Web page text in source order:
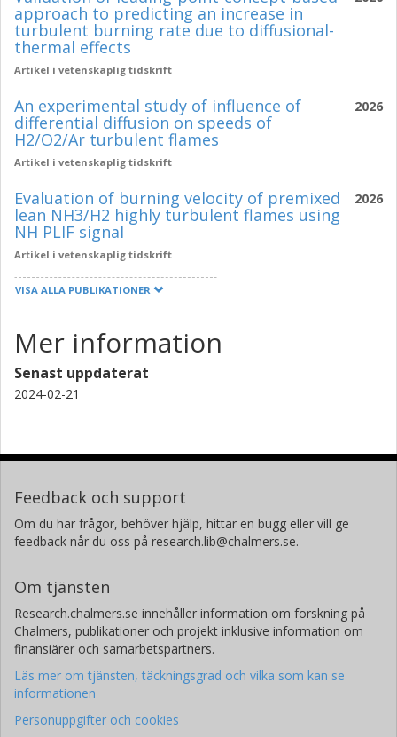
approach to predicting an increase in
turbulent burning rate due to diffusional-
thermal effects
Artikel i vetenskaplig tidskrift
2026
An experimental study of influence of
differential diffusion on speeds of
H2/O2/Ar turbulent flames
Artikel i vetenskaplig tidskrift
2026
Evaluation of burning velocity of premixed
lean NH3/H2 highly turbulent flames using
NH PLIF signal
Artikel i vetenskaplig tidskrift
VISA ALLA PUBLIKATIONER
Mer information
Senast uppdaterat
2024-02-21
Feedback och support
Om du har frågor, behöver hjälp, hittar en bugg eller vill ge
feedback når du oss på research.lib@chalmers.se.
Om tjänsten
Research.chalmers.se innehåller information om forskning på
Chalmers, publikationer och projekt inklusive information om
finansiärer och samarbetspartners.
Läs mer om tjänsten, täckningsgrad och vilka som kan se
informationen
Personuppgifter och cookies